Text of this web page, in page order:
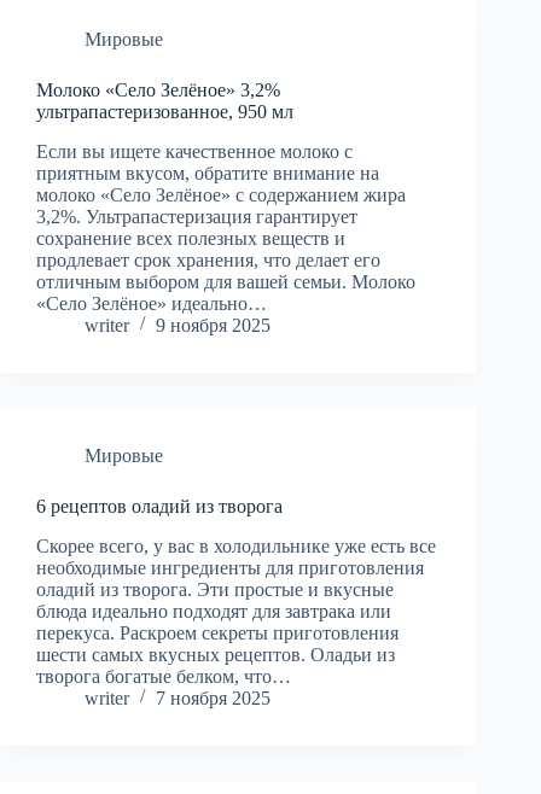
Мировые
Молоко «Село Зелёное» 3,2%
ультрапастеризованное, 950 мл
Если вы ищете качественное молоко с
приятным вкусом, обратите внимание на
молоко «Село Зелёное» с содержанием жира
3,2%. Ультрапастеризация гарантирует
сохранение всех полезных веществ и
продлевает срок хранения, что делает его
отличным выбором для вашей семьи. Молоко
«Село Зелёное» идеально…
writer
9 ноября 2025
Мировые
6 рецептов оладий из творога
Скорее всего, у вас в холодильнике уже есть все
необходимые ингредиенты для приготовления
оладий из творога. Эти простые и вкусные
блюда идеально подходят для завтрака или
перекуса. Раскроем секреты приготовления
шести самых вкусных рецептов. Оладьи из
творога богатые белком, что…
writer
7 ноября 2025